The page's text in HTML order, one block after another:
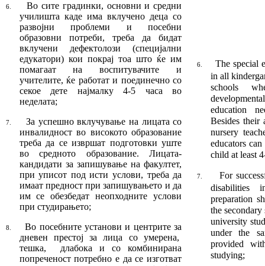
6.
Во сите градинки, основни и средни
учи­лиш­­та каде има вклучено деца со
развојни про­блеми и посебни
образовни потреби, тре­ба да бидат
вклучени дефектолози (спе­ци­јални
едукатори) кои покрај тоа што ќе им
помагаат на воспитувачите и
учителите, ќе работат и поединечно со
секое дете нај­малку 4-5 часа во
неделата;
7.
За успешно вклучување на лицата со
инва­лид­ност во високото образование
треба да се извршат подготовки уште
во средното об­разование. Лицата-
кандидати за запишу­ва­ње на факултет,
при уписот под исти ус­ло­ви, треба да
имаат предност при запи­шу­ва­њето и да
им се обезбедат неопходните услови
при студирањето;
8.
Во посебните установи и центрите за
дне­вен престој за лица со умерена,
тешка, длабока и со комбинирана
попреченост по­треб­но е да се изготват
6.
The special
in all
schools
education
Besides their
nursery
educators
child at least
7.
For
disabili­ties
preparation
the
university
under the
provided
studying;